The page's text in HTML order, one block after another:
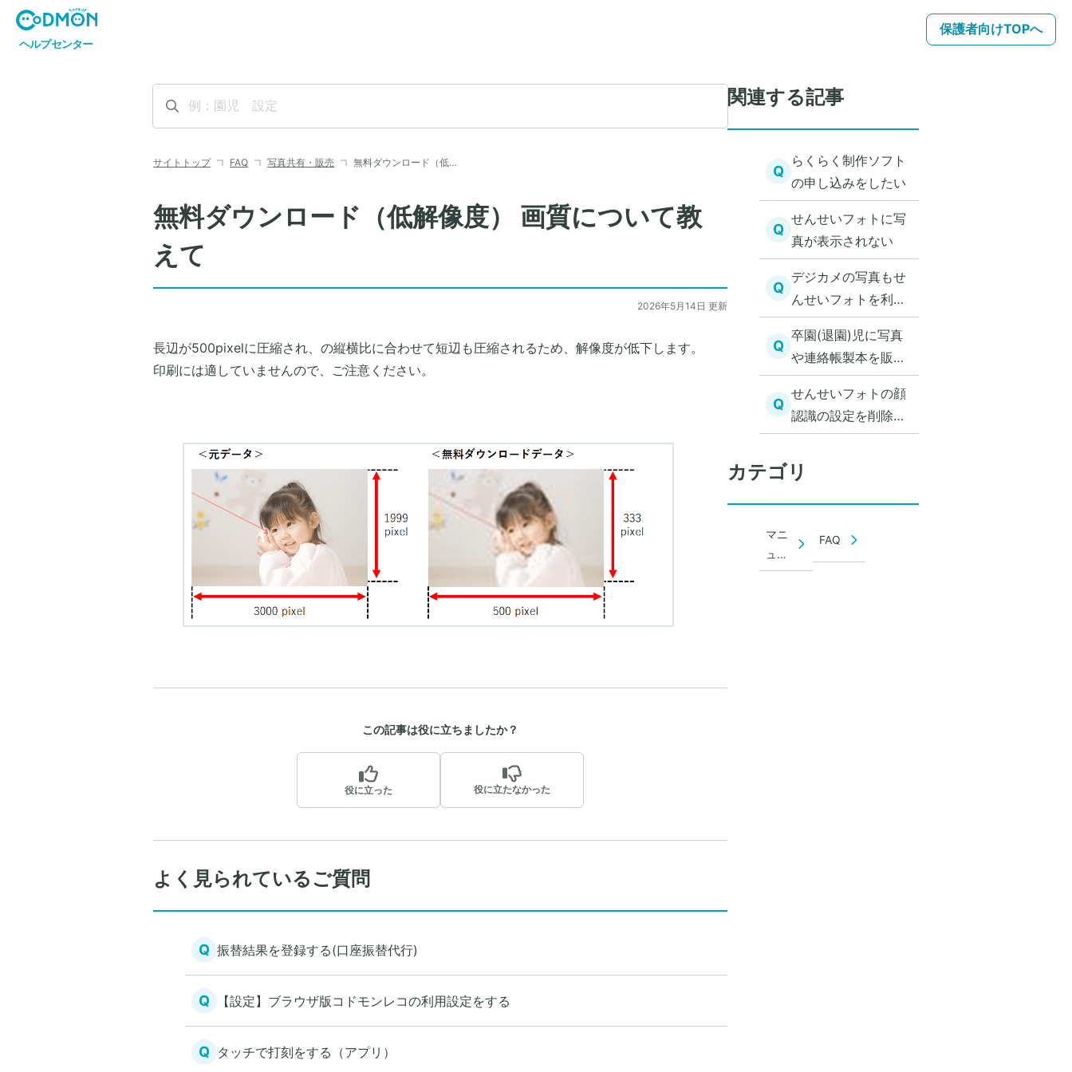
保護者向けTOPへ
サイトトップ FAQ 写真共有・販売 無料ダウンロード（低…
無料ダウンロード（低解像度） 画質について教
えて
2026年5月14日 更新
長辺が500pixelに圧縮され、の縦横比に合わせて短辺も圧縮されるため、解像度が低下します。
印刷には適していませんので、ご注意ください。
この記事は役に立ちましたか？
役に立った 役に立たなかった
よく見られているご質問
Q 振替結果を登録する(口座振替代行)
Q 【設定】ブラウザ版コドモンレコの利用設定をする
Q タッチで打刻をする（アプリ）
関連する記事
Q
らくらく制作ソフト
の申し込みをしたい
Q
せんせいフォトに写
真が表示されない
Q
デジカメの写真もせ
んせいフォトを利用
して写真共有・ 販売
できる？
Q
卒園(退園)児に写真
や連絡帳製本を販売
できる？
Q
せんせいフォトの顔
認識の設定を削除し
たい
カテゴリ
マニ
ュア
ル
FAQ